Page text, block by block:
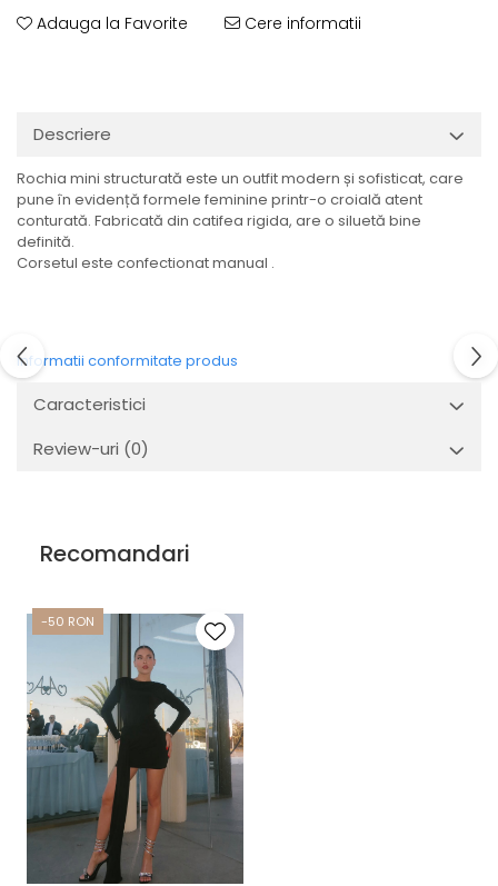
Adauga la Favorite Cere informatii
Descriere
Rochia mini structurată este un outfit modern și sofisticat, care
pune în evidență formele feminine printr-o croială atent
conturată. Fabricată din catifea rigida, are o siluetă bine
definită.
Corsetul este confectionat manual .
Informatii conformitate produs
Caracteristici
Review-uri (0)
Recomandari
-50 RON